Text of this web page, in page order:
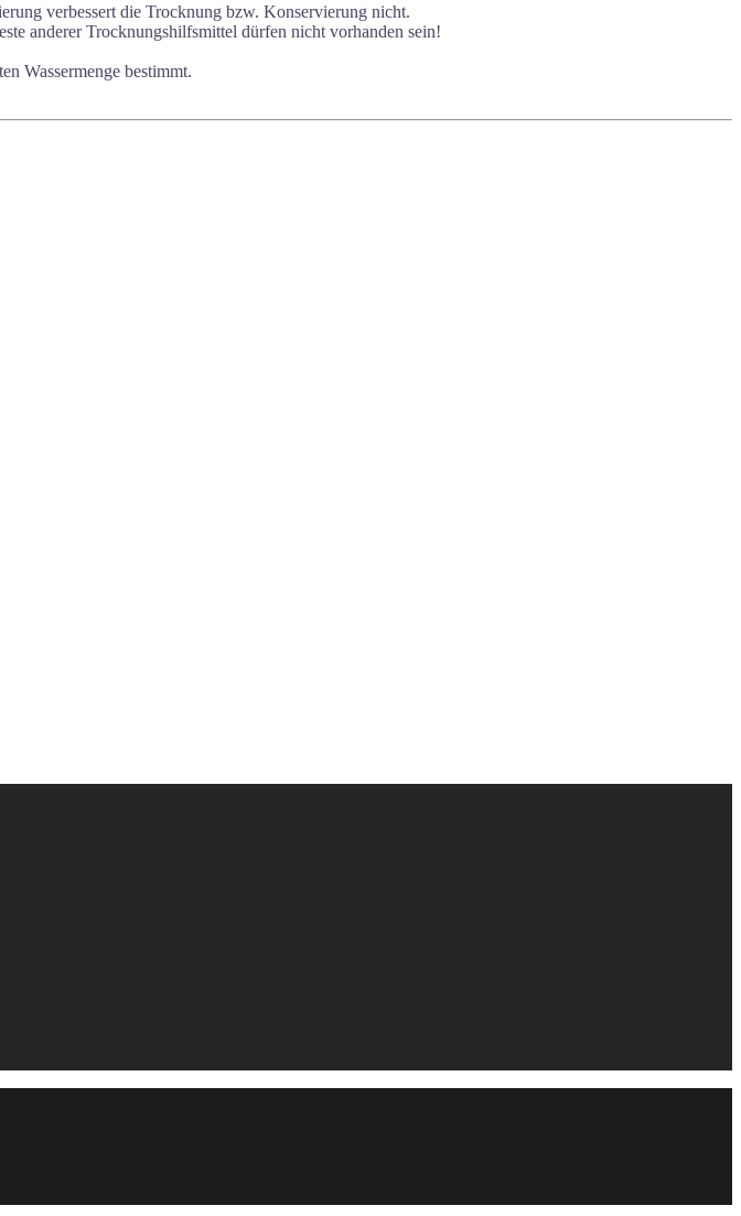
verbessert die Trocknung bzw. Konservierung nicht.
anderer Trocknungshilfsmittel dürfen nicht vorhanden sein!
Wassermenge bestimmt.